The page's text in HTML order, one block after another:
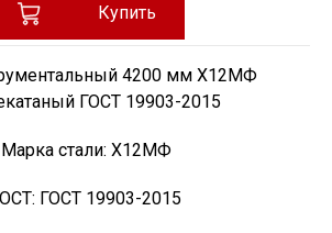
Купить
4200 мм Х12МФ
ГОСТ 19903-2015
Марка стали: Х12МФ
ГОСТ 19903-2015